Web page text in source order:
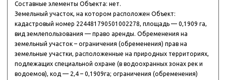
Составные элементы Объекта: нет.
Земельный участок, на котором расположен Объект:
кадастровый номер 224481790501002278, площадь — 0,1909 га,
вид землепользования — право аренды. Обременения на
земельный участок – ограничения (обременения) прав на
земельные участки, расположенные на природных территориях,
подлежащих специальной охране (в водоохранных зонах рек и
водоемов), код — 2,4 – 0,1909га; ограничения (обременения)